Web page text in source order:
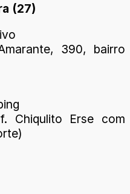
(27)
390, bairro
Chiqulito Erse com